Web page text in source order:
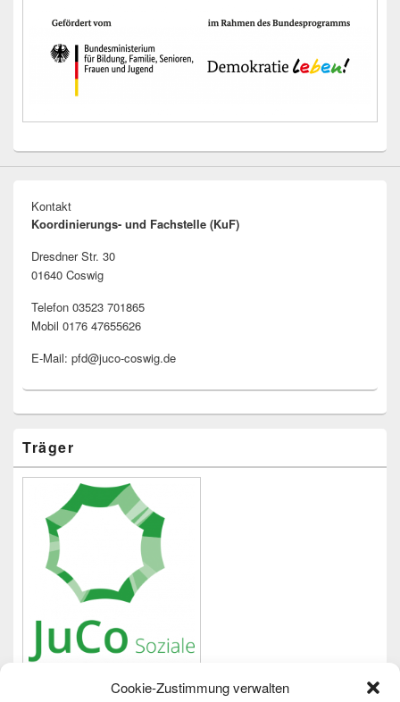
Cookie-Zustimmung verwalten
Kontakt
Koordinierungs- und Fachstelle (KuF)
Dresdner Str. 30
01640 Coswig
Telefon 03523 701865
Mobil 0176 47655626
E-Mail: pfd@juco-coswig.de
Träger